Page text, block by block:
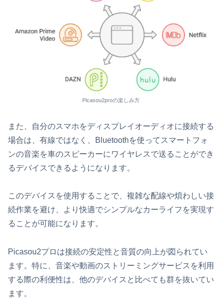
Picasou2proの楽しみ方
また、自分のスマホをディスプレイオーディオに接続する
場合は、有線ではなく、Bluetoothを使ってスマートフォ
ンの音楽を車のスピーカーにワイヤレスで送ることができ
るデバイスできるようになります。
このデバイスを使用することで、複雑な配線や煩わしい接
続作業を避け、より快適でシンプルなカーライフを実現す
ることが可能になります。
Picasou2プロは接続の安定性と音質の向上が図られてい
ます。特に、音楽や動画のストリーミングサービスを利用
する際の利便性は、他のデバイスと比べても群を抜いてい
ます。